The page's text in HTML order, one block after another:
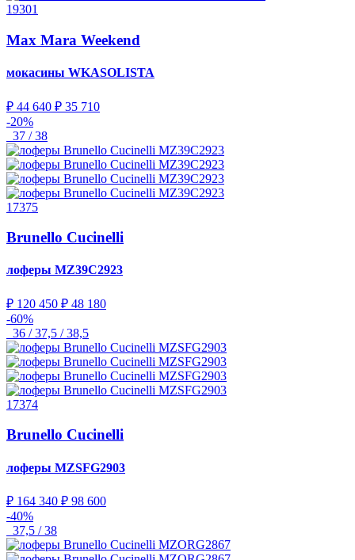
19301
Max Mara Weekend
мокасины WKASOLISTA
₽ 44 640 ₽ 35 710
-20%
37 / 38
17375
Brunello Cucinelli
лоферы MZ39C2923
₽ 120 450 ₽ 48 180
-60%
36 / 37,5 / 38,5
17374
Brunello Cucinelli
лоферы MZSFG2903
₽ 164 340 ₽ 98 600
-40%
37,5 / 38